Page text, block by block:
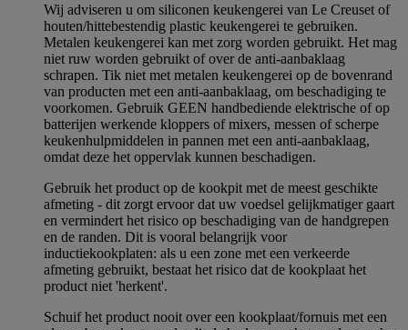
Wij adviseren u om siliconen keukengerei van Le Creuset of
houten/hittebestendig plastic keukengerei te gebruiken.
Metalen keukengerei kan met zorg worden gebruikt. Het mag
niet ruw worden gebruikt of over de anti-aanbaklaag
schrapen. Tik niet met metalen keukengerei op de bovenrand
van producten met een anti-aanbaklaag, om beschadiging te
voorkomen. Gebruik GEEN handbediende elektrische of op
batterijen werkende kloppers of mixers, messen of scherpe
keukenhulpmiddelen in pannen met een anti-aanbaklaag,
omdat deze het oppervlak kunnen beschadigen.
Gebruik het product op de kookpit met de meest geschikte
afmeting - dit zorgt ervoor dat uw voedsel gelijkmatiger gaart
en vermindert het risico op beschadiging van de handgrepen
en de randen. Dit is vooral belangrijk voor
inductiekookplaten: als u een zone met een verkeerde
afmeting gebruikt, bestaat het risico dat de kookplaat het
product niet 'herkent'.
Schuif het product nooit over een kookplaat/fornuis met een